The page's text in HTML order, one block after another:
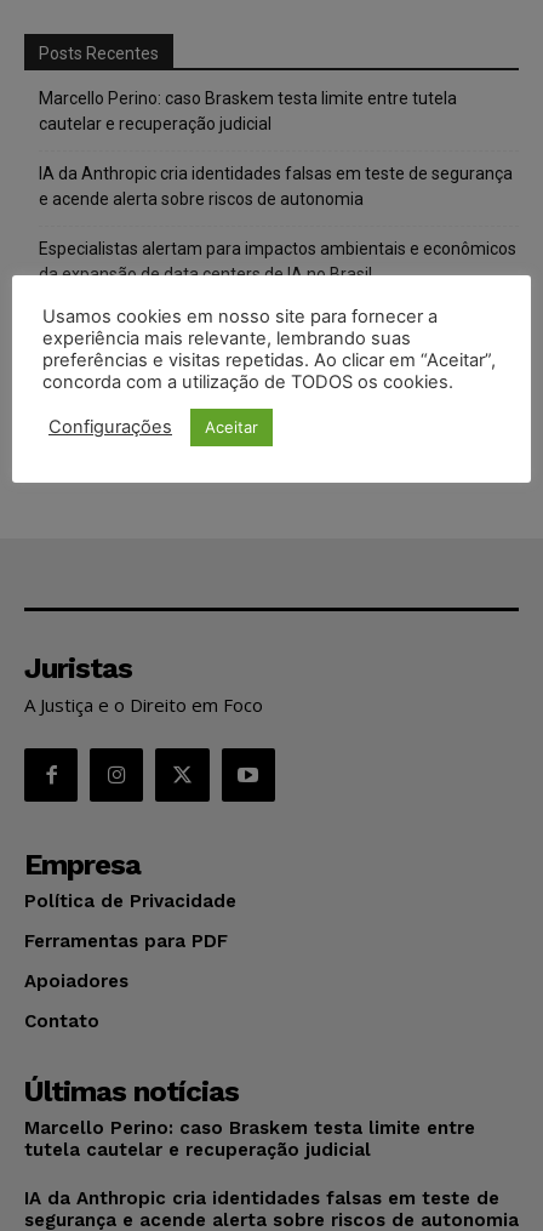
Posts Recentes
Marcello Perino: caso Braskem testa limite entre tutela
cautelar e recuperação judicial
IA da Anthropic cria identidades falsas em teste de segurança
e acende alerta sobre riscos de autonomia
Especialistas alertam para impactos ambientais e econômicos
da expansão de data centers de IA no Brasil
TSE reforça que sistemas das urnas eletrônicas tornam-se
invioláveis após assinatura digital e lacração
STF inicia julgamento sobre constitucionalidade da proibição
dos jogos de azar no Brasil
Juristas
A Justiça e o Direito em Foco
Empresa
Política de Privacidade
Ferramentas para PDF
Apoiadores
Contato
Últimas notícias
Marcello Perino: caso Braskem testa limite entre
tutela cautelar e recuperação judicial
IA da Anthropic cria identidades falsas em teste de
segurança e acende alerta sobre riscos de autonomia
Usamos cookies em nosso site para fornecer a
experiência mais relevante, lembrando suas
preferências e visitas repetidas. Ao clicar em “Aceitar”,
concorda com a utilização de TODOS os cookies.
Configurações Aceitar